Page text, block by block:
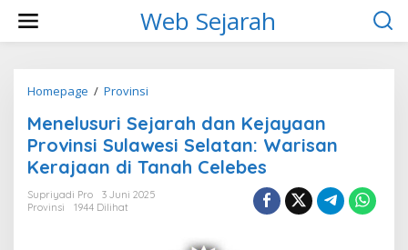
w
Web Sejarah
Homepage / Provinsi
n
e
l
u
s
Menelusuri Sejarah dan Kejayaan
Provinsi Sulawesi Selatan: Warisan
Kerajaan di Tanah Celebes
Supriyadi Pro
3 Juni 2025
Provinsi
1944 Dilihat